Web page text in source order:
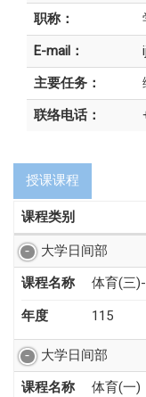
职称：
E-mail：
主要任务：
联络电话：
授课课程
课程类别
大学日间部
课程名称
体育(三
年度 115
大学日间部
课程名称
体育(一)